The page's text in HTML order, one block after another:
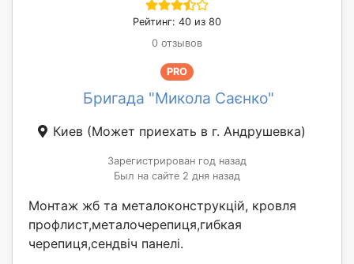
Рейтинг: 40 из 80
0 отзывов
PRO
Бригада "Микола Саєнко"
Киев (Может приехать в г. Андрушевка)
Зарегистрирован год назад
Был на сайте 2 дня назад
Монтаж жб та металоконструкцій, кровля
профлист,металочерепиця,гибкая
черепиця,сендвіч панелі.